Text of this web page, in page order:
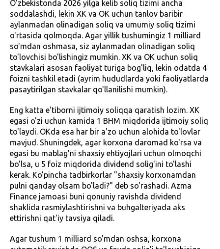
O'zbekistonda 2026 yilga kelib soliq tizimi ancha
soddalashdi, lekin XK va OK uchun tanlov baribir
aylanmadan olinadigan soliq va umumiy soliq tizimi
o'rtasida qolmoqda. Agar yillik tushumingiz 1 milliard
so'mdan oshmasa, siz aylanmadan olinadigan soliq
to'lovchisi bo'lishingiz mumkin. XK va OK uchun soliq
stavkalari asosan faoliyat turiga bog'liq, lekin odatda 4
foizni tashkil etadi (ayrim hududlarda yoki faoliyatlarda
pasaytirilgan stavkalar qo'llanilishi mumkin).
Eng katta e'tiborni ijtimoiy soliqqa qaratish lozim. XK
egasi o'zi uchun kamida 1 BHM miqdorida ijtimoiy soliq
to'laydi. OKda esa har bir a'zo uchun alohida to'lovlar
mavjud. Shuningdek, agar korxona daromad ko'rsa va
egasi bu mablag'ni shaxsiy ehtiyojlari uchun olmoqchi
bo'lsa, u 5 foiz miqdorida dividend solig'ini to'lashi
kerak. Ko'pincha tadbirkorlar "shaxsiy korxonamdan
pulni qanday olsam bo'ladi?" deb so'rashadi. Azma
Finance jamoasi buni qonuniy ravishda dividend
shaklida rasmiylashtirishni va buhgalteriyada aks
ettirishni qat'iy tavsiya qiladi.
Agar tushum 1 milliard so'mdan oshsa, korxona